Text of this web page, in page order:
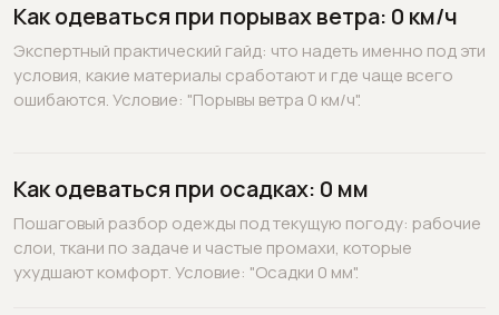
Как одеваться при порывах ветра: 0 км/ч
Экспертный практический гайд: что надеть именно под эти
условия, какие материалы сработают и где чаще всего
ошибаются. Условие: "Порывы ветра 0 км/ч".
Как одеваться при осадках: 0 мм
Пошаговый разбор одежды под текущую погоду: рабочие
слои, ткани по задаче и частые промахи, которые
ухудшают комфорт. Условие: "Осадки 0 мм".